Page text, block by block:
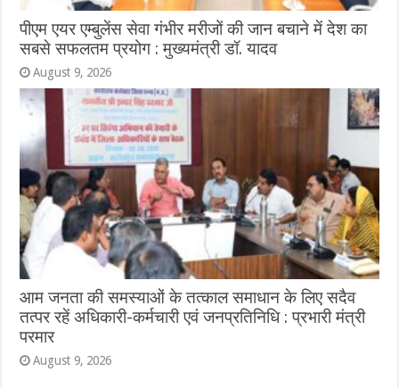
पीएम एयर एम्बुलेंस सेवा गंभीर मरीजों की जान बचाने में देश का
सबसे सफलतम प्रयोग : मुख्यमंत्री डॉ. यादव
August 9, 2026
आम जनता की समस्याओं के तत्काल समाधान के लिए सदैव
तत्पर रहें अधिकारी-कर्मचारी एवं जनप्रतिनिधि : प्रभारी मंत्री
परमार
August 9, 2026